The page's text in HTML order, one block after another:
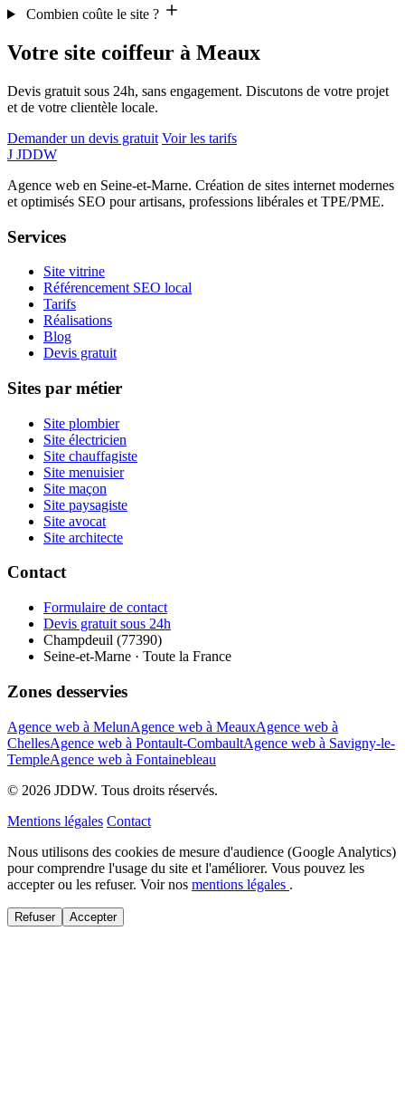
Combien coûte le site ?
Votre site coiffeur à Meaux
Devis gratuit sous 24h, sans engagement. Discutons de votre projet
et de votre clientèle locale.
Demander un devis gratuit Voir les tarifs
J JDDW
Agence web en Seine-et-Marne. Création de sites internet modernes
et optimisés SEO pour artisans, professions libérales et TPE/PME.
Services
Site vitrine
Référencement SEO local
Tarifs
Réalisations
Blog
Devis gratuit
Sites par métier
Site plombier
Site électricien
Site chauffagiste
Site menuisier
Site maçon
Site paysagiste
Site avocat
Site architecte
Contact
Formulaire de contact
Devis gratuit sous 24h
Champdeuil (77390)
Seine-et-Marne · Toute la France
Zones desservies
Agence web à MelunAgence web à MeauxAgence web à
ChellesAgence web à Pontault-CombaultAgence web à Savigny-le-
TempleAgence web à Fontainebleau
© 2026 JDDW. Tous droits réservés.
Mentions légales Contact
Nous utilisons des cookies de mesure d'audience (Google Analytics)
pour comprendre l'usage du site et l'améliorer. Vous pouvez les
accepter ou les refuser. Voir nos mentions légales .
Refuser Accepter